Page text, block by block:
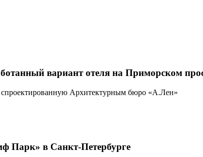
вариант отеля на Приморском
спроектированную Архитектурным бюро «А.Лен»
Парк» в Санкт-Петербурге